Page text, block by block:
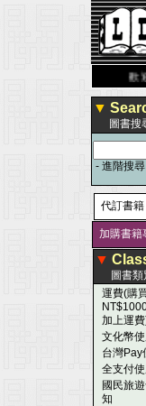
歡迎使用
▼
圖書搜
- 進階搜尋
代訂書籍
加購書籍
▼
圖書類
運費(購
加上運
文化幣
台灣Pay
全支付
國民旅
知